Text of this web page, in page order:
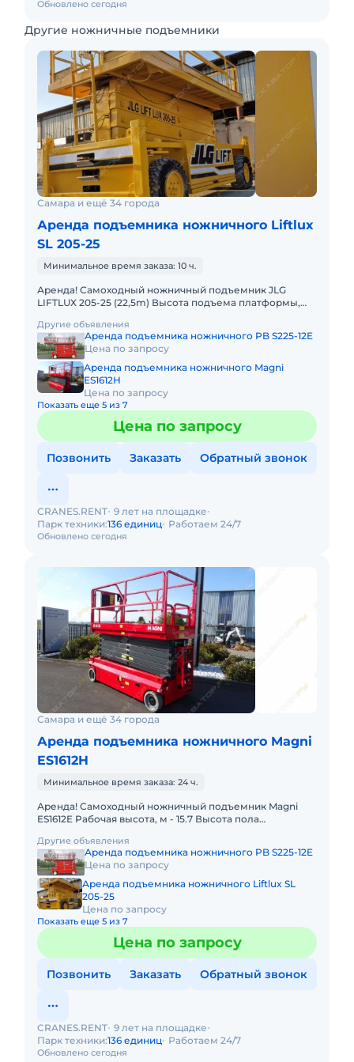
Обновлено сегодня
Другие ножничные подъемники
Самара и ещё 34 города
Аренда подъемника ножничного Liftlux
SL 205-25
Минимальное время заказа: 10 ч.
Аренда! Самоходный ножничный подъемник JLG
LIFTLUX 205-25 (22,5m) Высота подъема платформы,
Выдвижная секция
Другие объявления
Аренда подъемника ножничного PB S225-12E
Цена по запросу
Аренда подъемника ножничного Magni
ES1612H
Цена по запросу
Показать еще 5 из 7
Цена по запросу
Позвонить Заказать Обратный звонок
Обновлено сегодня
CRANES.RENT 9 лет на площадке
Парк техники:136 единиц Работаем 24/7
Самара и ещё 34 города
Аренда подъемника ножничного Magni
ES1612H
Минимальное время заказа: 24 ч.
Аренда! Самоходный ножничный подъемник Magni
ES1612E Рабочая высота, м - 15.7 Высота пола
кг - 200 Вес по
Другие объявления
Аренда подъемника ножничного PB S225-12E
Цена по запросу
Аренда подъемника ножничного Liftlux SL
205-25
Цена по запросу
Показать еще 5 из 7
Цена по запросу
Позвонить Заказать Обратный звонок
Обновлено сегодня
CRANES.RENT 9 лет на площадке
Парк техники:136 единиц Работаем 24/7